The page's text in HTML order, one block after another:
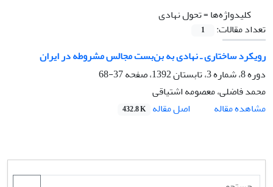
کلیدواژه‌ها =تحول نهادی
تعداد مقالات:
1
رویکرد ساختاری ـ نهادی به بن‌بست مجالس مشروطه در ایران
دوره 8، شماره 3، تابستان 1392، صفحه
37-68
محمد فاضلی، معصومه اشتیاقی
مشاهده مقاله
اصل مقاله 432.8 K